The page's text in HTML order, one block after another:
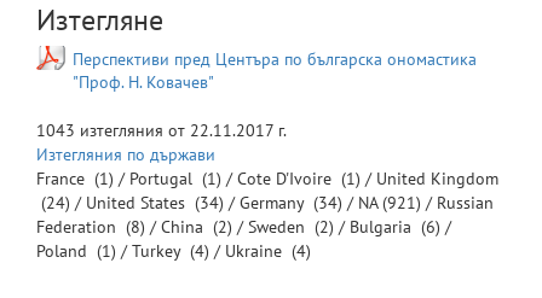
Изтегляне
Перспективи пред Центъра по българска ономастика
"Проф. Н. Ковачев"
1043 изтегляния от 22.11.2017 г.
Изтегляния по държави
France (1) / Portugal (1) /Cote D'Ivoire (1) / United Kingdom
(24) / United States (34) /Germany (34) / NA(921) / Russian
Federation (8) /China (2) /Sweden (2) / Bulgaria (6) /
Poland (1) /Turkey (4) / Ukraine (4)